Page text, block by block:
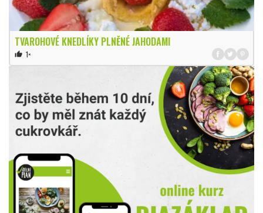
TVAROHOVÉ KNEDLÍKY PLNĚNÉ JAHODAMI
thumb_up 1×